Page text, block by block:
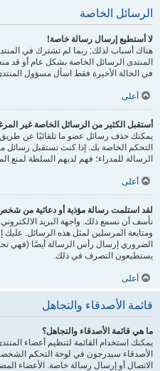
الرسائل الخاصة
لا أستطيع إرسال رسالة خاصة!
هناك أسباب لذلك; ربما لم تشترك في
المنتدى الرسائل الخاصة بشكل عام أو
في الحالة الأخيرة فقط اسأل مسؤول
أعلى
أستقبل الكثير من الرسائل الخاصة غير
يمكنك حذف رسائل عضو ما تلقائيًا عن
التحكم الخاصة بك. إذا كنت تستقبل رسائل
الرسالة للمدراء؛ فهم لديهم السلطة
أعلى
لقد استلمت رسالة مؤذية أو دعائية من
نأسف أن نسمع ذلك. واجهة البريد
ومتابعة المرسلين لمثل هذه الرسائل.
الضروري إرسال رأس الرسالة أيضًا (فهي
يستطيعون التصرف في ذلك.
أعلى
قائمة الأصدقاء والتجاهل
ما هي قائمة الأصدقاء والتجاهل؟
يمكنك استخدام القائمة لتنظيم أعضاء
الأصدقاء سيدرجون في لوحة التحكم
الاتصال أو إرسال رسالة خاصة. الأعضاء